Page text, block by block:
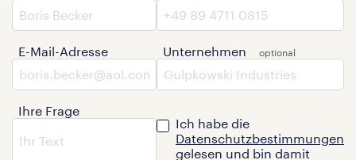
E-Mail-Adresse
Ihre Frage
Unternehmen
Ich habe die
Datenschutzbestimmungen
gelesen und bin damit